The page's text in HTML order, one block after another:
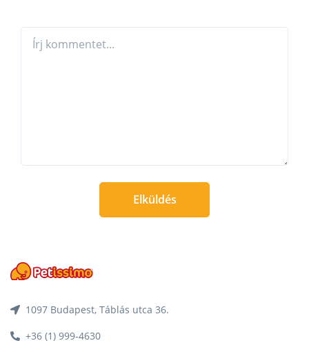
Elküldés
1097 Budapest, Táblás utca 36.
+36 (1) 999-4630